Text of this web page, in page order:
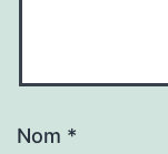
Nom *